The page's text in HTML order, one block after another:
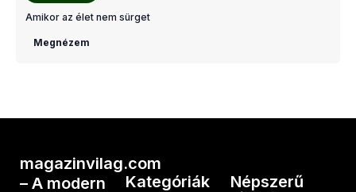
Amikor az élet nem sürget
Megnézem
magazinvilag.com
– A modern
Kategóriák
Népszerű